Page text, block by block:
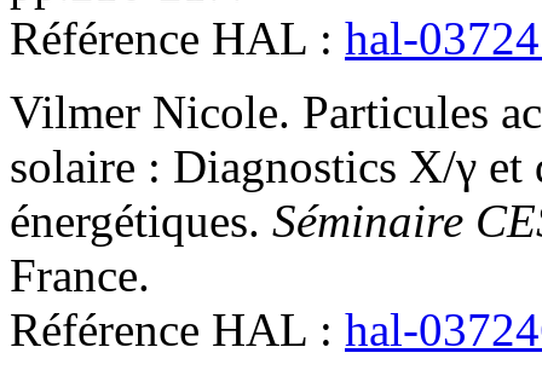
Référence HAL : hal-
Vilmer Nicole. Particules
solaire : Diagnostics X/γ et
énergétiques. Séminaire
France.
Référence HAL : hal-